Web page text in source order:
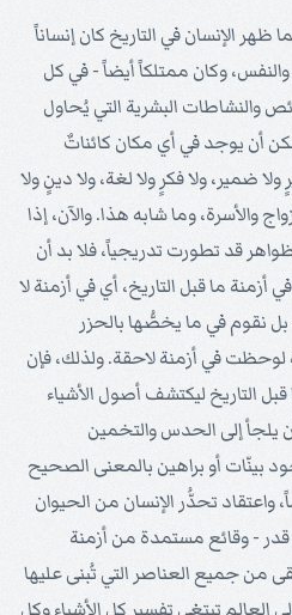
ظهر الإنسان في التاريخ كان إنساناً
وكان ممتلكاً أيضاً - في كل
والنشاطات البشرية التي يُحاول
أن يوجد في أي مكان كائناتٌ
ولا ضمير، ولا فكرٍ ولا لغة، ولا دينٍ ولا
والأسرة، وما شابه هذا. والآن، إذا
قد تطورت تدريجياً، فلا بد أن
ما قبل التاريخ، أي في أزمنة لا
نقوم في ما يخصُّها بالحزر
في أزمنة لاحقة. ولذلك، فإن
التاريخ ليكتشف أصول الأشياء
يلجأ إلى الحدس والتخمين
بينّات أو براهين بالمعنى الصحيح
واعتقاد تحدُّر الإنسان من الحيوان
- وقائع مستمدة من أزمنة
من جميع العناصر التي تُبنى عليها
العالم تبتغي تفسير كل الأشياء وكل